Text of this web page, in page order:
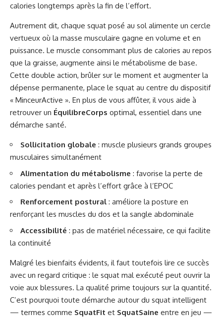
calories longtemps après la fin de l’effort.
Autrement dit, chaque squat posé au sol alimente un cercle
vertueux où la masse musculaire gagne en volume et en
puissance. Le muscle consommant plus de calories au repos
que la graisse, augmente ainsi le métabolisme de base.
Cette double action, brûler sur le moment et augmenter la
dépense permanente, place le squat au centre du dispositif
« MinceurActive ». En plus de vous affûter, il vous aide à
retrouver un ÉquilibreCorps optimal, essentiel dans une
démarche santé.
Sollicitation globale : muscle plusieurs grands groupes
musculaires simultanément
Alimentation du métabolisme : favorise la perte de
calories pendant et après l’effort grâce à l’EPOC
Renforcement postural : améliore la posture en
renforçant les muscles du dos et la sangle abdominale
Accessibilité : pas de matériel nécessaire, ce qui facilite
la continuité
Malgré les bienfaits évidents, il faut toutefois lire ce succès
avec un regard critique : le squat mal exécuté peut ouvrir la
voie aux blessures. La qualité prime toujours sur la quantité.
C’est pourquoi toute démarche autour du squat intelligent
— termes comme SquatFit et SquatSaine entre en jeu —